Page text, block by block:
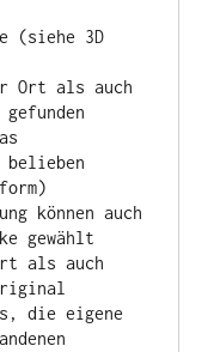
(siehe 3D
Ort als auch
belieben
können auch
gewählt
als auch
die eigene